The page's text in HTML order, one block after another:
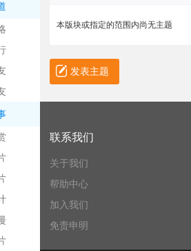
信
息
本版块或指定的范围内尚无主题
发表主题
联系我们
关于我们
帮助中心
加入我们
免责申明